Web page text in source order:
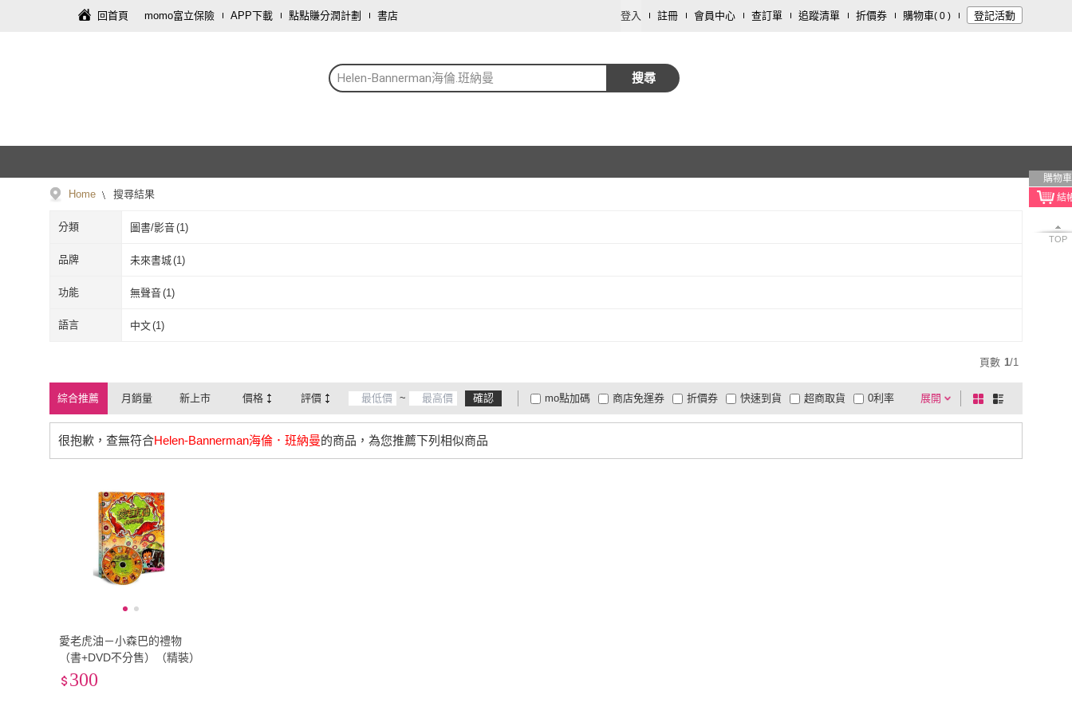
回首頁 momo富立保險 APP下載 點點賺分潤計劃 書店 登入 註冊 會員中心 查訂單 追蹤清單 折價券 購物車( 0 ) 登記活動
Helen-Bannerman海倫.班納曼 搜尋
購物車
TOP
Home 搜尋結果
分類 圖書/影音(1)
品牌 未來書城(1)
未來書城
功能 無聲音(1)
無聲音
語言 中文(1)
頁數 1/1
綜合推薦 月銷量 新上市 價格 評價 ~ 確認 展開
折價券
有影片
商品有量 電視購物
mo點加碼 快速到貨 超商取貨
大家電安心配
大家電快配
商店免運券 0利率
棋
盤
列
很抱歉，查無符合Helen-Bannerman海倫．班納曼的商品，為您推薦下列相似商品
愛老虎油－小森巴的禮物
（書+DVD不分售）（精裝）
300